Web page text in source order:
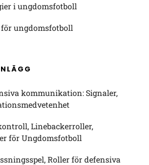
i ungdomsfotboll
ungdomsfotboll
kommunikation: Signaler,
Linebackerroller,
för Ungdomsfotboll
Roller för defensiva